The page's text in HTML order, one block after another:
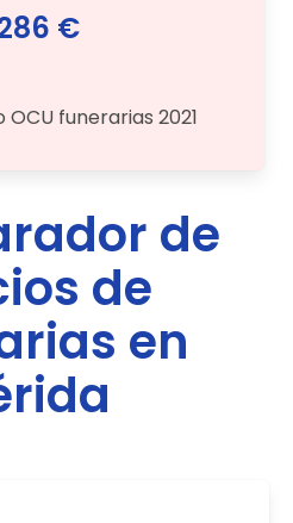
€
OCU funerarias 2021
de
de
en